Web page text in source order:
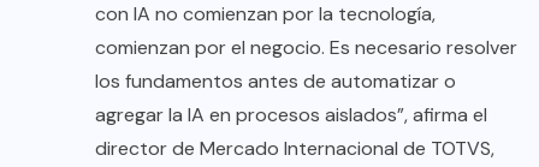
con IA no comienzan por la tecnología,
comienzan por el negocio. Es necesario resolver
los fundamentos antes de automatizar o
agregar la IA en procesos aislados”, afirma el
director de Mercado Internacional de TOTVS,